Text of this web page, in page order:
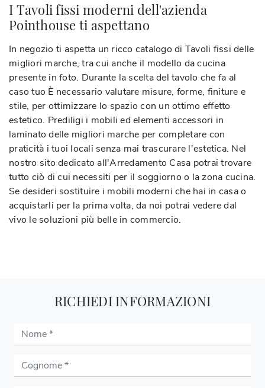
I Tavoli fissi moderni dell'azienda
Pointhouse ti aspettano
In negozio ti aspetta un ricco catalogo di Tavoli fissi delle
migliori marche, tra cui anche il modello da cucina
presente in foto. Durante la scelta del tavolo che fa al
caso tuo È necessario valutare misure, forme, finiture e
stile, per ottimizzare lo spazio con un ottimo effetto
estetico. Prediligi i mobili ed elementi accessori in
laminato delle migliori marche per completare con
praticità i tuoi locali senza mai trascurare l'estetica. Nel
nostro sito dedicato all'Arredamento Casa potrai trovare
tutto ciò di cui necessiti per il soggiorno o la zona cucina.
Se desideri sostituire i mobili moderni che hai in casa o
acquistarli per la prima volta, da noi potrai vedere dal
vivo le soluzioni più belle in commercio.
RICHIEDI INFORMAZIONI